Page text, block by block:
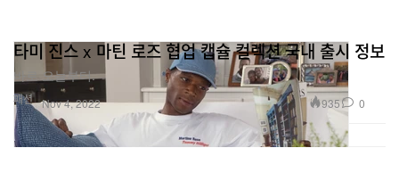
패션
타미 진스 x 마틴 로즈 협업 캡슐 컬렉션 국내 출시 정보
바로 오늘부터.
Nov 4, 2022 935 0